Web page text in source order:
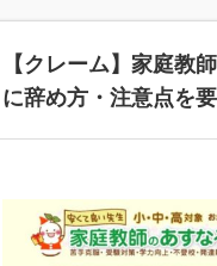
【クレーム】家庭教
に辞め方・注意点を